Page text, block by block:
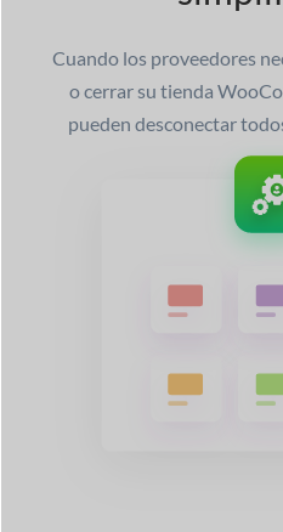
Cuando los proveedores
o cerrar su tienda
pueden desconectar